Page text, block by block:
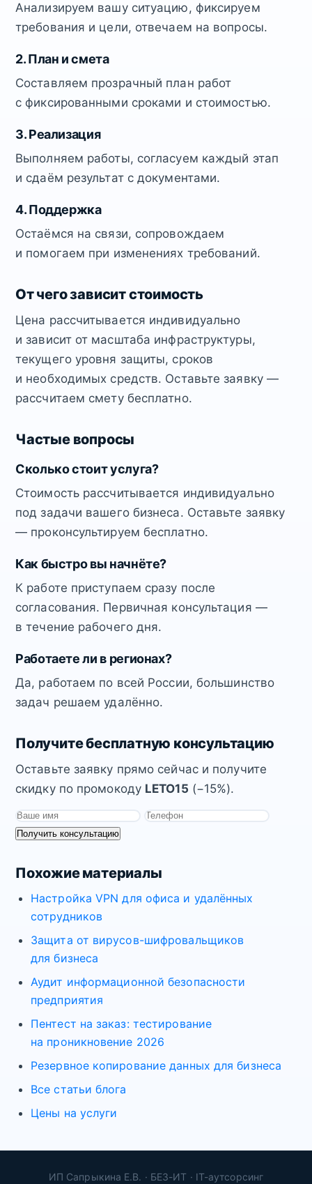
Анализируем вашу ситуацию, фиксируем
требования и цели, отвечаем на вопросы.
2. План и смета
Составляем прозрачный план работ
с фиксированными сроками и стоимостью.
3. Реализация
Выполняем работы, согласуем каждый этап
и сдаём результат с документами.
4. Поддержка
Остаёмся на связи, сопровождаем
и помогаем при изменениях требований.
От чего зависит стоимость
Цена рассчитывается индивидуально
и зависит от масштаба инфраструктуры,
текущего уровня защиты, сроков
и необходимых средств. Оставьте заявку —
рассчитаем смету бесплатно.
Частые вопросы
Сколько стоит услуга?
Стоимость рассчитывается индивидуально
под задачи вашего бизнеса. Оставьте заявку
— проконсультируем бесплатно.
Как быстро вы начнёте?
К работе приступаем сразу после
согласования. Первичная консультация —
в течение рабочего дня.
Работаете ли в регионах?
Да, работаем по всей России, большинство
задач решаем удалённо.
Получите бесплатную консультацию
Оставьте заявку прямо сейчас и получите
скидку по промокоду LETO15 (−15%).
Получить консультацию
Похожие материалы
Настройка VPN для офиса и удалённых
сотрудников
Защита от вирусов-шифровальщиков
для бизнеса
Аудит информационной безопасности
предприятия
Пентест на заказ: тестирование
на проникновение 2026
Резервное копирование данных для бизнеса
Все статьи блога
Цены на услуги
ИП Сапрыкина Е.В. · БЕЗ-ИТ · IT-аутсорсинг